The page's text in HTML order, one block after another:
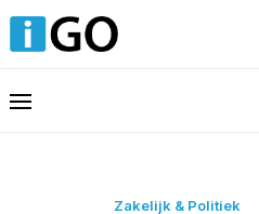
Zakelijk & Politiek